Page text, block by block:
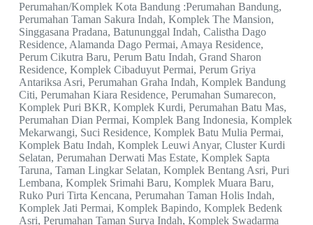
Perumahan/Komplek Kota Bandung :Perumahan Bandung,
Perumahan Taman Sakura Indah, Komplek The Mansion,
Singgasana Pradana, Batununggal Indah, Calistha Dago
Residence, Alamanda Dago Permai, Amaya Residence,
Perum Cikutra Baru, Perum Batu Indah, Grand Sharon
Residence, Komplek Cibaduyut Permai, Perum Griya
Antariksa Asri, Perumahan Graha Indah, Komplek Bandung
Citi, Perumahan Kiara Residence, Perumahan Sumarecon,
Komplek Puri BKR, Komplek Kurdi, Perumahan Batu Mas,
Perumahan Dian Permai, Komplek Bang Indonesia, Komplek
Mekarwangi, Suci Residence, Komplek Batu Mulia Permai,
Komplek Batu Indah, Komplek Leuwi Anyar, Cluster Kurdi
Selatan, Perumahan Derwati Mas Estate, Komplek Sapta
Taruna, Taman Lingkar Selatan, Komplek Bentang Asri, Puri
Lembana, Komplek Srimahi Baru, Komplek Muara Baru,
Ruko Puri Tirta Kencana, Perumahan Taman Holis Indah,
Komplek Jati Permai, Komplek Bapindo, Komplek Bedenk
Asri, Perumahan Taman Surya Indah, Komplek Swadarma